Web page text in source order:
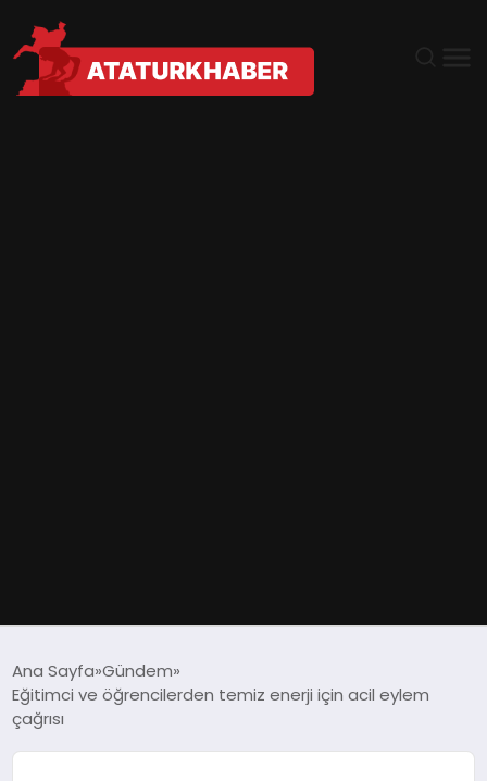
DÜNYA
Ana Sayfa Gündem
Eğitimci ve öğrencilerden temiz enerji için acil eylem
çağrısı